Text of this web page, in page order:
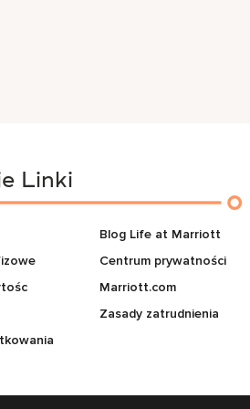
Linki
Blog Life at Marriott
Centrum prywatności
Marriott.com
Zasady zatrudnienia